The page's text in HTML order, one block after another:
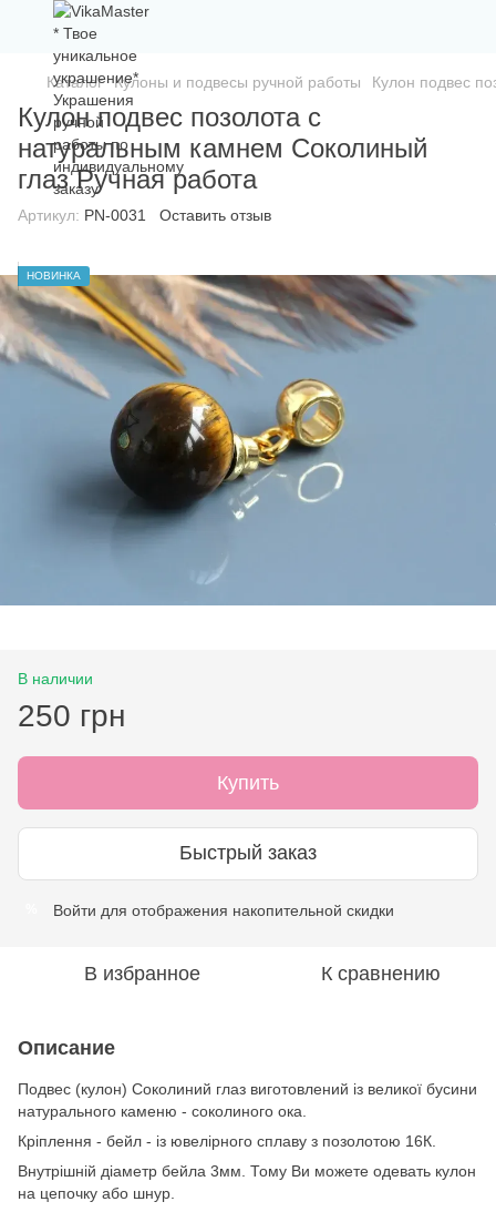
Каталог Кулоны и подвесы ручной работы Кулон подвес
Кулон подвес позолота с
натуральным камнем Соколиный
глаз Ручная работа
Артикул: PN-0031 Оставить отзыв
НОВИНКА
В наличии
250 грн
Купить
Быстрый заказ
Войти для отображения накопительной скидки
В избранное К сравнению
Описание
Подвес (кулон) Соколиний глаз виготовлений із великої бусини
натурального каменю - соколиного ока.
Кріплення - бейл - із ювелірного сплаву з позолотою 16К.
Внутрішній діаметр бейла 3мм. Тому Ви можете одевать кулон
на цепочку або шнур.